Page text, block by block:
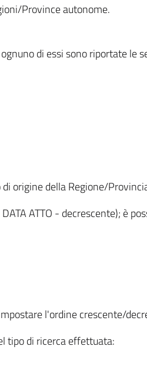
Province autonome.
di essi sono riportate le
origine della Regione/
ATTO - decrescente); è
l'ordine crescente/
tipo di ricerca effettuata: